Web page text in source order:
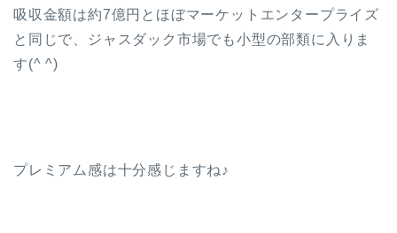
吸収金額は約7億円とほぼマーケットエンタープライズ
と同じで、ジャスダック市場でも小型の部類に入りま
す(^ ^)
プレミアム感は十分感じますね♪